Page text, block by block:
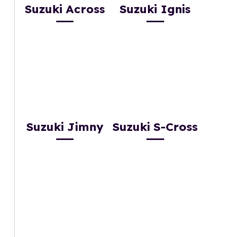
Suzuki Across Suzuki Ignis
Suzuki Jimny Suzuki S-Cross